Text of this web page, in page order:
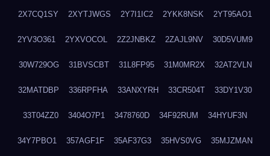
2X7CQ1SY 2XYTJWGS 2Y7I1IC2 2YKK8NSK 2YT95AO1
2YV3O361 2YXVOCOL 2Z2JNBKZ 2ZAJL9NV 30D5VUM9
30W729OG 31BVSCBT 31L8FP95 31M0MR2X 32AT2VLN
32MATDBP 336RPFHA 33ANXYRH 33CR504T 33DY1V30
33T04ZZ0 3404O7P1 3478760D 34F92RUM 34HYUF3N
34Y7PBO1 357AGF1F 35AF37G3 35HVS0VG 35MJZMAN